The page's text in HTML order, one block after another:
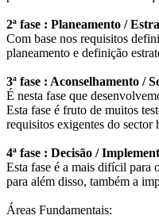
2ª fase : Planeamento /
Com base nos requisitos
planeamento e definição
3ª fase : Aconselhamento /
É nesta fase que
Esta fase é fruto de muitos
requisitos exigentes do sector
4ª fase : Decisão /
Esta fase é a mais difícil para
para além disso, também a
Áreas Fundamentais: